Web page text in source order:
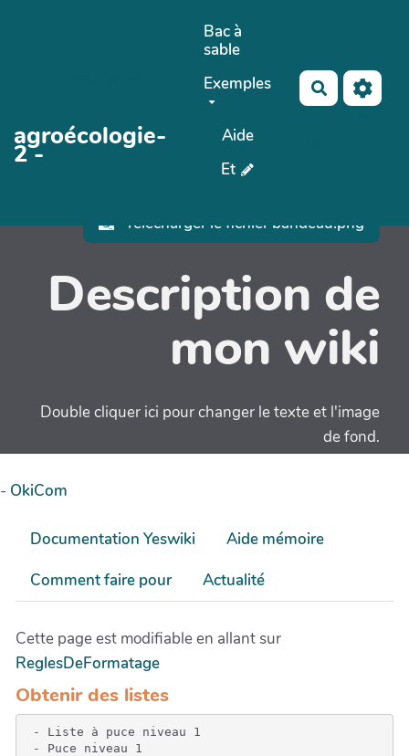
agroécologie-
2 -
Bac à
sable
Exemples
Aide
Et
Rechercher
Télécharger le fichier bandeau.png
Description de
mon wiki
Double cliquer ici pour changer le texte et l'image
de fond.
- OkiCom
Documentation Yeswiki
Aide mémoire
Comment faire pour
Actualité
Cette page est modifiable en allant sur
ReglesDeFormatage
Obtenir des listes
- Liste à puce niveau 1
- Puce niveau 1